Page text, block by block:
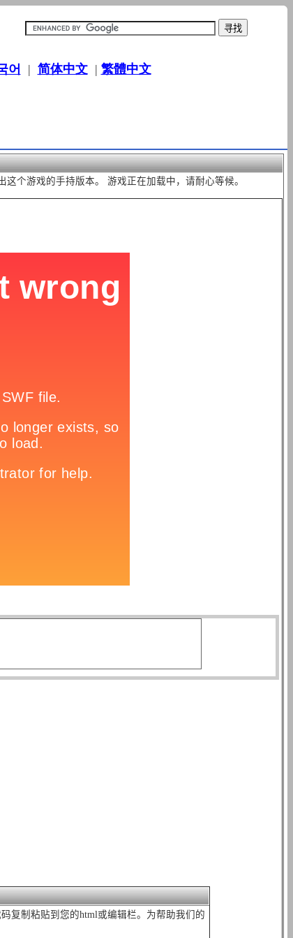
어 | 简体中文| 繁體中文
个游戏的手持版本。 游戏正在加载中，请耐心等候。
复制粘贴到您的html或编辑栏。为帮助我们的